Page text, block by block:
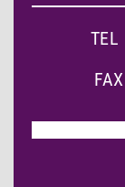
TEL
FAX